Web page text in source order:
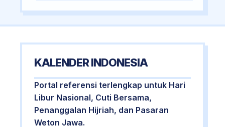
KALENDER INDONESIA
Portal referensi terlengkap untuk Hari
Libur Nasional, Cuti Bersama,
Penanggalan Hijriah, dan Pasaran
Weton Jawa.